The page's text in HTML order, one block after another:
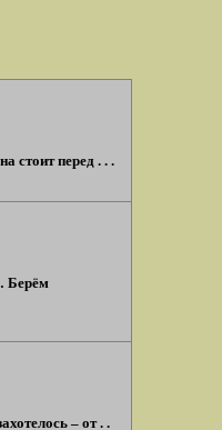
стоит перед . . .
Берём
– от . .